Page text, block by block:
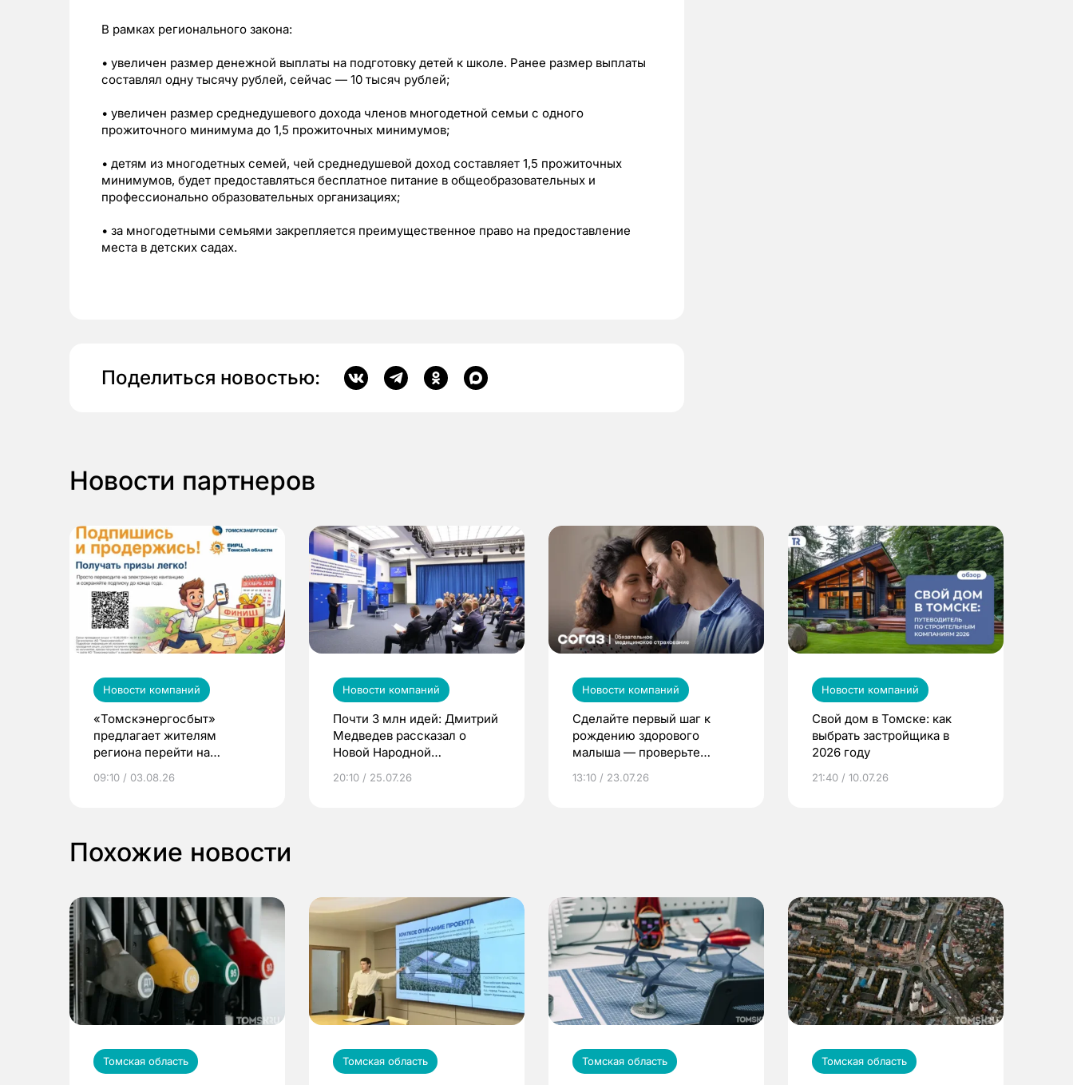
В рамках регионального закона:
• увеличен размер денежной выплаты на подготовку детей к школе. Ранее размер выплаты
составлял одну тысячу рублей, сейчас — 10 тысяч рублей;
• увеличен размер среднедушевого дохода членов многодетной семьи с одного
прожиточного минимума до 1,5 прожиточных минимумов;
• детям из многодетных семей, чей среднедушевой доход составляет 1,5 прожиточных
минимумов, будет предоставляться бесплатное питание в общеобразовательных и
профессионально образовательных организациях;
• за многодетными семьями закрепляется преимущественное право на предоставление
места в детских садах.
Поделиться новостью:
Новости партнеров
Новости компаний
«Томскэнергосбыт»
предлагает жителям
региона перейти на
выиграть призы
09:10 / 03.08.26
Новости компаний
Почти 3 млн идей: Дмитрий
Медведев рассказал о
Новой Народной
20:10 / 25.07.26
Новости компаний
Сделайте первый шаг к
рождению здорового
малыша — проверьте
по ОМС!
13:10 / 23.07.26
Новости компаний
Свой дом в Томске: как
выбрать застройщика в
2026 году
21:40 / 10.07.26
Похожие новости
Томская область Томская область Томская область Томская область